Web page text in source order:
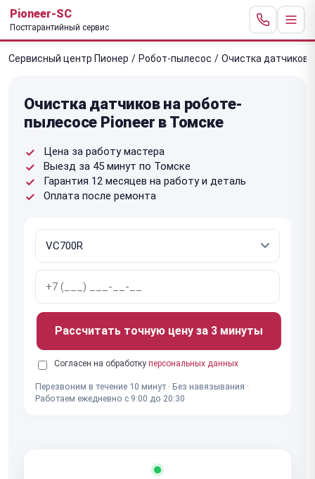
Pioneer-SC
Постгарантийный сервис
Сервисный центр Пионер / Робот-пылесос / Очистка датчиков
Очистка датчиков на роботе-
пылесосе Pioneer в Томске
Цена за работу мастера
Выезд за 45 минут по Томске
Гарантия 12 месяцев на работу и деталь
Оплата после ремонта
Рассчитать точную цену за 3 минуты
Согласен на обработку персональных данных
Перезвоним в течение 10 минут · Без навязывания ·
Работаем ежедневно с 9:00 до 20:30